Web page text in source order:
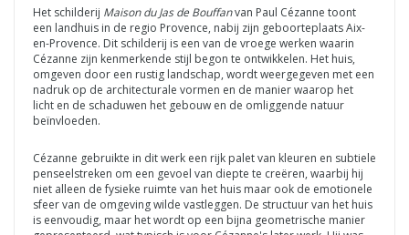
Het schilderij Maison du Jas de Bouffanvan Paul Cézanne toont
een landhuis in de regio Provence, nabij zijn geboorteplaats Aix-
en-Provence. Dit schilderij is een van de vroege werken waarin
Cézanne zijn kenmerkende stijl begon te ontwikkelen. Het huis,
omgeven door een rustig landschap, wordt weergegeven met een
nadruk op de architecturale vormen en de manier waarop het
licht en de schaduwen het gebouw en de omliggende natuur
beïnvloeden.
Cézanne gebruikte in dit werk een rijk palet van kleuren en subtiele
penseelstreken om een gevoel van diepte te creëren, waarbij hij
niet alleen de fysieke ruimte van het huis maar ook de emotionele
sfeer van de omgeving wilde vastleggen. De structuur van het huis
is eenvoudig, maar het wordt op een bijna geometrische manier